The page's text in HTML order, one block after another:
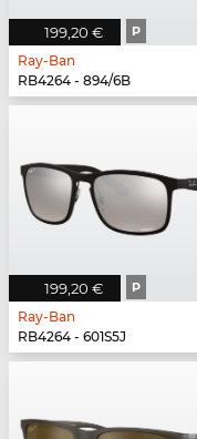
199,20 € P
Ray-Ban
RB4264 - 894/6B
199,20 € P
Ray-Ban
RB4264 - 601S5J